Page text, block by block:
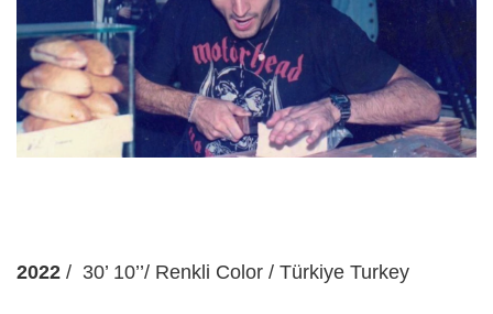
2022 / 30’ 10’’/ Renkli Color / Türkiye Turkey